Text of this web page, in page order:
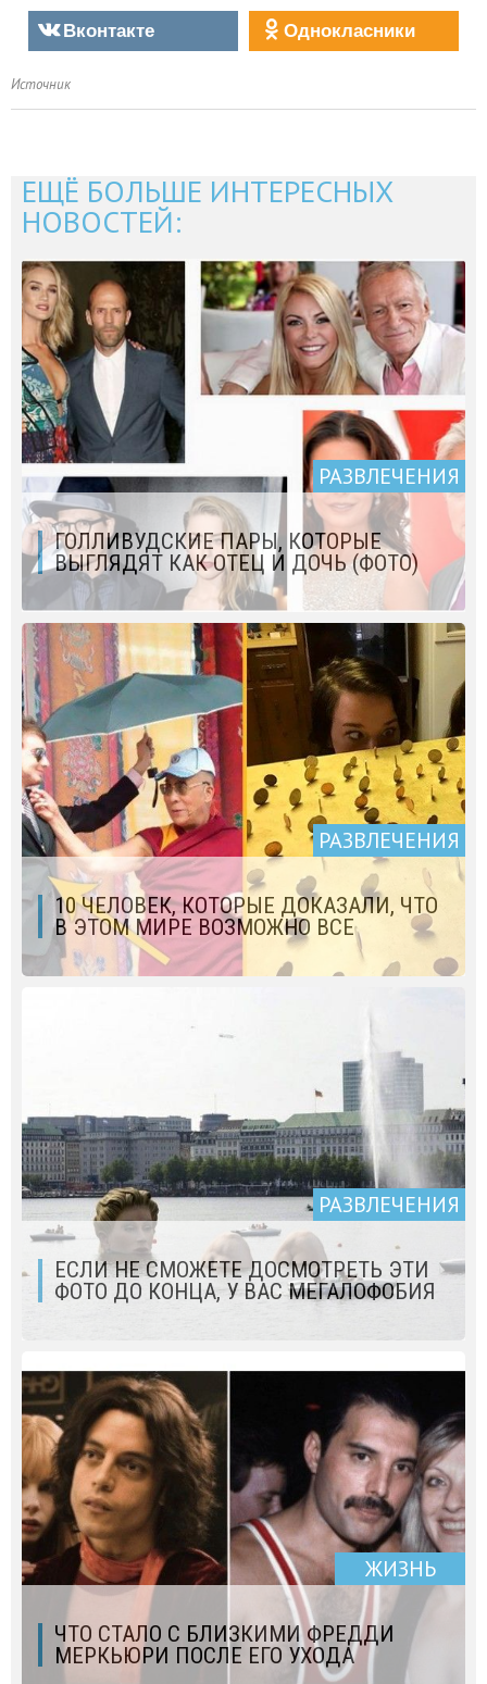
Вконтакте Однокласники
Источник
ЕЩЁ БОЛЬШЕ ИНТЕРЕСНЫХ
НОВОСТЕЙ:
РАЗВЛЕЧЕНИЯ
ГОЛЛИВУДСКИЕ ПАРЫ, КОТОРЫЕ
ВЫГЛЯДЯТ КАК ОТЕЦ И ДОЧЬ (ФОТО)
РАЗВЛЕЧЕНИЯ
10 ЧЕЛОВЕК, КОТОРЫЕ ДОКАЗАЛИ, ЧТО
В ЭТОМ МИРЕ ВОЗМОЖНО ВСЕ
РАЗВЛЕЧЕНИЯ
ЕСЛИ НЕ СМОЖЕТЕ ДОСМОТРЕТЬ ЭТИ
ФОТО ДО КОНЦА, У ВАС МЕГАЛОФОБИЯ
ЖИЗНЬ
ЧТО СТАЛО С БЛИЗКИМИ ФРЕДДИ
МЕРКЬЮРИ ПОСЛЕ ЕГО УХОДА